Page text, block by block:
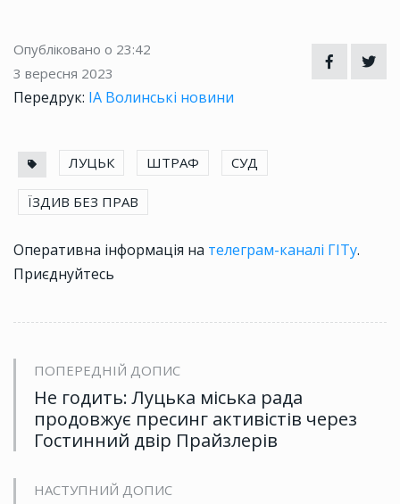
Опубліковано о 23:42
3 вересня 2023
Передрук: ІА Волинські новини
ЛУЦЬК ШТРАФ СУД
ЇЗДИВ БЕЗ ПРАВ
Оперативна інформація на телеграм-каналі ГІТу.
Приєднуйтесь
ПОПЕРЕДНІЙ ДОПИС
Не годить: Луцька міська рада
продовжує пресинг активістів через
Гостинний двір Прайзлерів
НАСТУПНИЙ ДОПИС